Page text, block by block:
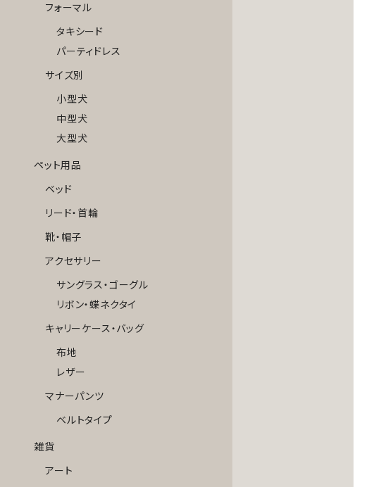
フォーマル
タキシード
パーティドレス
サイズ別
小型犬
中型犬
大型犬
ペット用品
ベッド
リード・首輪
靴・帽子
アクセサリー
サングラス・ゴーグル
リボン・蝶ネクタイ
キャリーケース・バッグ
布地
レザー
マナーパンツ
ベルトタイプ
雑貨
アート